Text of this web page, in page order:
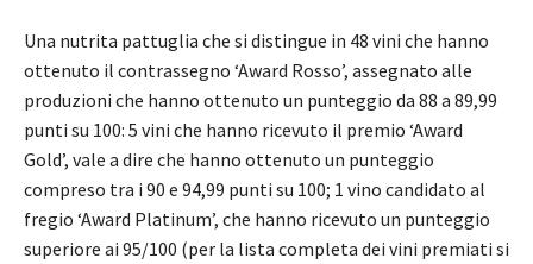
Una nutrita pattuglia che si distingue in 48 vini che hanno
ottenuto il contrassegno ‘Award Rosso’, assegnato alle
produzioni che hanno ottenuto un punteggio da 88 a 89,99
punti su 100: 5 vini che hanno ricevuto il premio ‘Award
Gold’, vale a dire che hanno ottenuto un punteggio
compreso tra i 90 e 94,99 punti su 100; 1 vino candidato al
fregio ‘Award Platinum’, che hanno ricevuto un punteggio
superiore ai 95/100 (per la lista completa dei vini premiati si